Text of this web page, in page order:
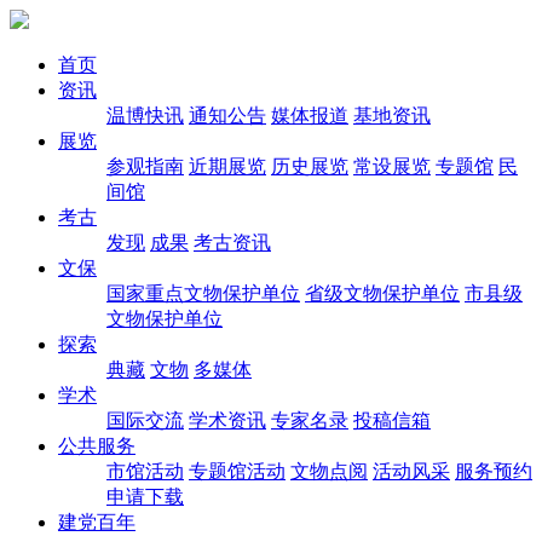
首页
资讯
温博快讯 通知公告 媒体报道 基地资讯
展览
参观指南 近期展览 历史展览 常设展览 专题馆 民
间馆
考古
发现 成果 考古资讯
文保
国家重点文物保护单位 省级文物保护单位 市县级
文物保护单位
探索
典藏 文物 多媒体
学术
国际交流 学术资讯 专家名录 投稿信箱
公共服务
市馆活动 专题馆活动 文物点阅 活动风采 服务预约
申请下载
建党百年